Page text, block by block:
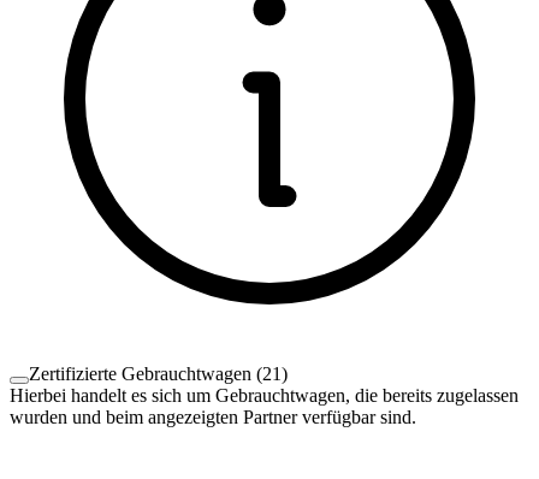
Zertifizierte Gebrauchtwagen (21)
Hierbei handelt es sich um Gebrauchtwagen, die bereits zugelassen
wurden und beim angezeigten Partner verfügbar sind.